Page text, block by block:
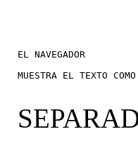
EL NAVEGADOR
MUESTRA EL TEXTO